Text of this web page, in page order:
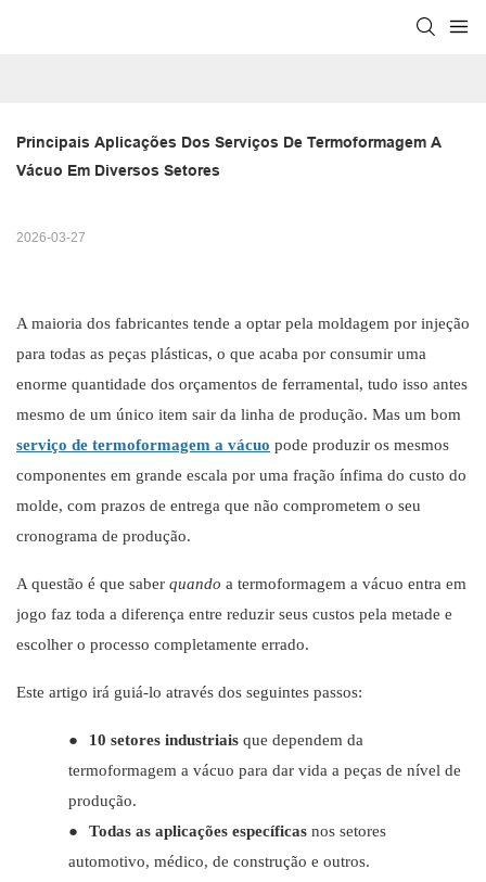
Principais Aplicações Dos Serviços De Termoformagem A
Vácuo Em Diversos Setores
2026-03-27
A maioria dos fabricantes tende a optar pela moldagem por injeção
para todas as peças plásticas, o que acaba por consumir uma
enorme quantidade dos orçamentos de ferramental, tudo isso antes
mesmo de um único item sair da linha de produção. Mas um bom
serviço de termoformagem a vácuo pode produzir os mesmos
componentes em grande escala por uma fração ínfima do custo do
molde, com prazos de entrega que não comprometem o seu
cronograma de produção.
A questão é que saber quando a termoformagem a vácuo entra em
jogo faz toda a diferença entre reduzir seus custos pela metade e
escolher o processo completamente errado.
Este artigo irá guiá-lo através dos seguintes passos:
● 10 setores industriais que dependem da
termoformagem a vácuo para dar vida a peças de nível de
produção.
●
Todas as aplicações específicas nos setores
automotivo, médico, de construção e outros.